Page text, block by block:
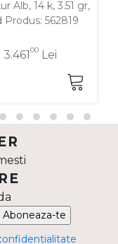
Alb, 14 k, 3.51 gr,
Produs: 562819
3.46100 Lei
Aboneaza-te